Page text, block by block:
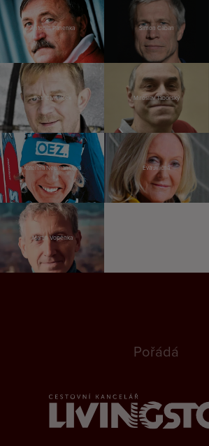
Antonín Panenka Šimon Caban
Petr Čtvrtníček Miroslav Táborský
Kateřina Neumannová Eva Jiřičná
Martin Vopěnka
Pořádá